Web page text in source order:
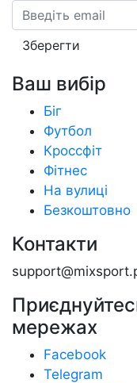
Email
Зберегти
Ваш вибір
Біг
Футбол
Кроссфіт
Фітнес
На вулиці
Безкоштовно
Контакти
мережах
Facebook
Telegram